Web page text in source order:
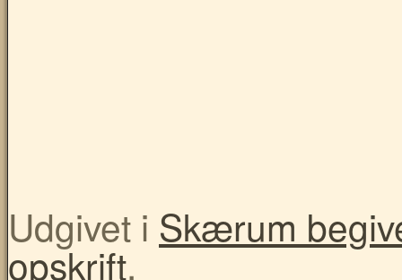
Udgivet i Skærum
opskrift.